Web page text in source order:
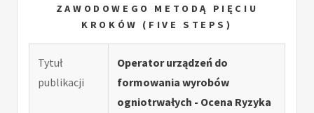
ZAWODOWEGO METODĄ PIĘCIU
KROKÓW (FIVE STEPS)
Tytuł
publikacji
Operator urządzeń do
formowania wyrobów
ogniotrwałych - Ocena Ryzyka